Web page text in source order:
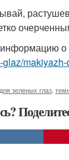
о
makiyazh-
зеленых глаз